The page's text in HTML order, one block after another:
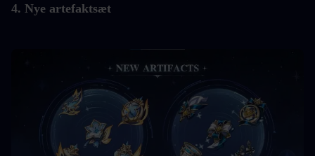
4. Nye artefaktsæt